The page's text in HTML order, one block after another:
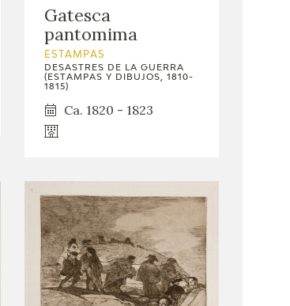
Gatesca
pantomima
ESTAMPAS
DESASTRES DE LA GUERRA
(ESTAMPAS Y DIBUJOS, 1810-
1815)
Ca. 1820 - 1823